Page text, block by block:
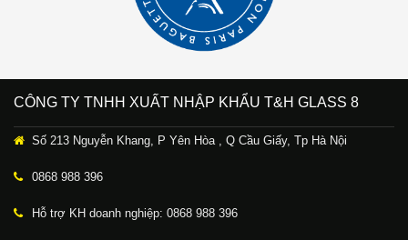
CÔNG TY TNHH XUẤT NHẬP KHẨU T&H GLASS 8
Số 213 Nguyễn Khang, P Yên Hòa , Q Cầu Giấy, Tp Hà Nội
0868 988 396
Hỗ trợ KH doanh nghiệp: 0868 988 396